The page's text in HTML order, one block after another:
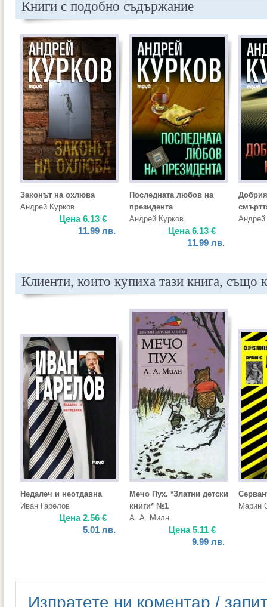
Книги с подобно съдържание
Законът на охлюва
Андрей Курков
Цена6.13 €
11.99 лв.
Последната любов на
президента
Андрей Курков
Цена6.13 €
11.99 лв.
Андрей
Клиенти, които купиха тази книга, също
Недалеч и неотдавна
Иван Гарелов
Цена2.56 €
5.01 лв.
Мечо Пух. *Златни детски
книги* №1
А. А. Милн
Цена5.11 €
9.99 лв.
Марин
Изпратете ни коментар /